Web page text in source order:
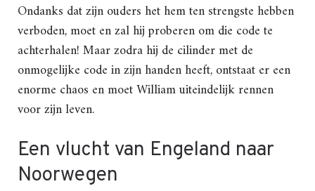
Ondanks dat zijn ouders het hem ten strengste hebben
verboden, moet en zal hij proberen om die code te
achterhalen! Maar zodra hij de cilinder met de
onmogelijke code in zijn handen heeft, ontstaat er een
enorme chaos en moet William uiteindelijk rennen
voor zijn leven.
Een vlucht van Engeland naar
Noorwegen